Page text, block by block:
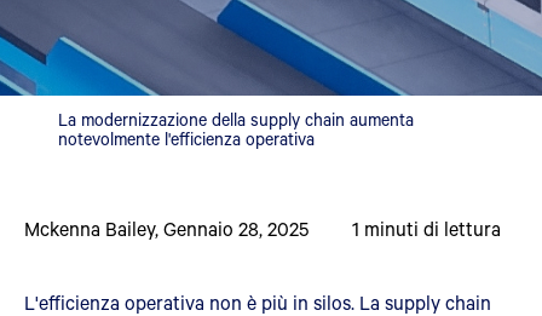
La modernizzazione della supply chain aumenta
notevolmente l'efficienza operativa
Mckenna Bailey,Gennaio 28, 2025 1 minuti di lettura
L'efficienza operativa non è più in silos. La supply chain